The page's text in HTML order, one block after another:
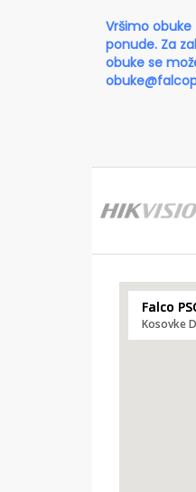
Vršimo
ponude. Za
obuke se
Falco
Kosovke